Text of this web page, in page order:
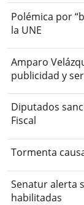
Polémica por
la UNE
Amparo
publicidad y
Diputados
Fiscal
Tormenta
Senatur alerta
habilitadas